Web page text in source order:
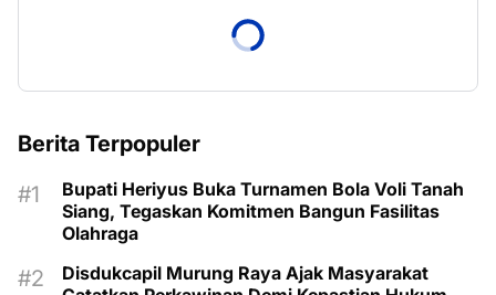
Berita Terpopuler
Bupati Heriyus Buka Turnamen Bola Voli Tanah
Siang, Tegaskan Komitmen Bangun Fasilitas
Olahraga
Disdukcapil Murung Raya Ajak Masyarakat